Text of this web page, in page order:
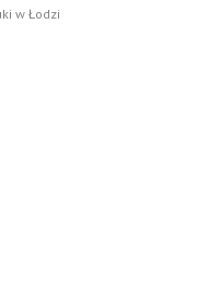
w Łodzi